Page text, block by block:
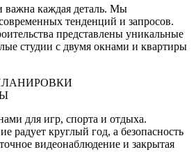
важна каждая деталь. Мы
тенденций и запросов.
представлены уникальные
студии с двумя окнами и квартиры
для игр, спорта и отдыха.
радует круглый год, а безопасность
видеонаблюдение и закрытая